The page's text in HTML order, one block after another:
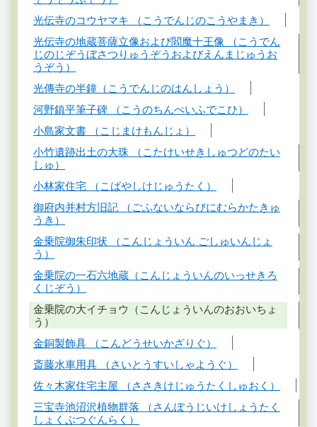
光伝寺のコウヤマキ （こうでんじのこうやまき）
光伝寺の地蔵菩薩立像および閻魔十王像 （こうでん
じのじぞうぼさつりゅうぞうおよびえんまじゅうお
うぞう）
光傳寺の半鐘（こうでんじのはんしょう）
河野鎮平筆子碑 （こうのちんぺいふでこひ）
小島家文書 （こじまけもんじょ）
小竹遺跡出土の大珠 （こたけいせきしゅつどのたい
しゅ）
小林家住宅 （こばやしけじゅうたく）
御府内并村方旧記 （ごふないならびにむらかたきゅ
うき）
金乗院御朱印状 （こんじょういん ごしゅいんじょ
う）
金乗院の一石六地蔵（こんじょういんのいっせきろ
くじぞう）
金乗院の大イチョウ（こんじょういんのおおいちょ
う）
金銅製飾具 （こんどうせいかざりぐ）
斎藤水車用具 （さいとうすいしゃようぐ）
佐々木家住宅主屋 （ささきけじゅうたくしゅおく）
三宝寺池沼沢植物群落 （さんぽうじいけしょうたく
しょくぶつぐんらく）